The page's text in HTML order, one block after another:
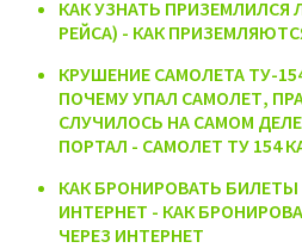
КАК УЗНАТЬ ПРИЗЕМЛИЛСЯ
РЕЙСА) - КАК
КРУШЕНИЕ САМОЛЕТА ТУ-
ПОЧЕМУ УПАЛ САМОЛЕТ,
СЛУЧИЛОСЬ НА САМОМ
ПОРТАЛ - САМОЛЕТ ТУ 154
КАК БРОНИРОВАТЬ БИЛЕТЫ
ИНТЕРНЕТ - КАК
ЧЕРЕЗ ИНТЕРНЕТ